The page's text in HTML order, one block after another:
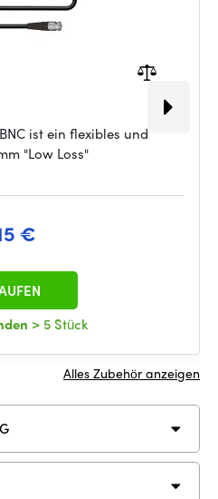
ist ein flexibles und
"Low Loss"
€
> 5 Stück
Alles Zubehör anzeigen